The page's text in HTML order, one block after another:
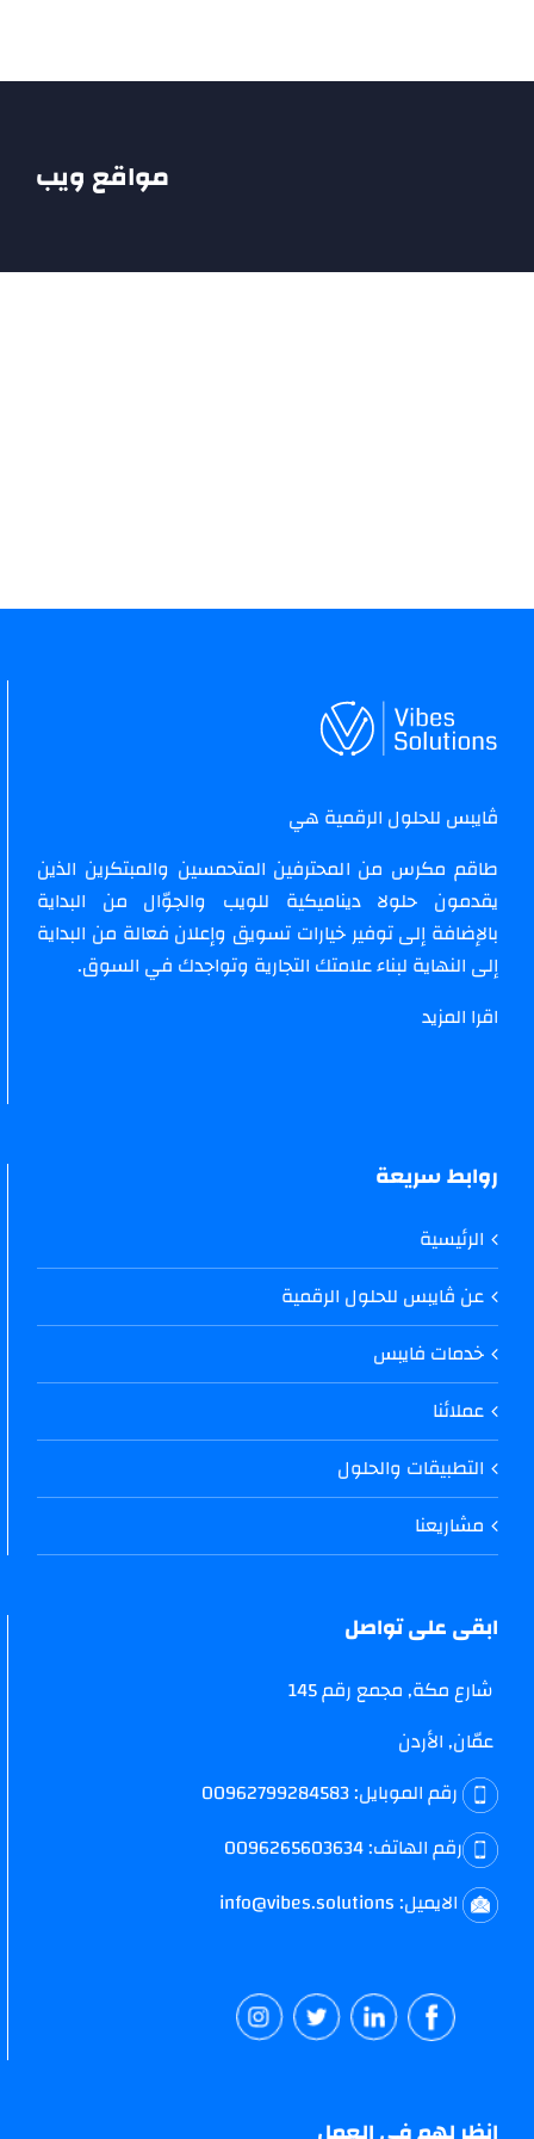
content
مواقع ويب
ڤايبس للحلول الرقمية هي
طاقم مكرس من المحترفين المتحمسين والمبتكرين الذين
يقدمون حلولا ديناميكية للويب والجوّال من البداية
بالإضافة إلى توفير خيارات تسويق وإعلان فعالة من البداية
إلى النهاية لبناء علامتك التجارية وتواجدك في السوق.
اقرا المزيد
روابط سريعة
الرئيسية
عن ڤايبس للحلول الرقمية
خدمات فايبس
عملائنا
التطبيقات والحلول
مشاريعنا
ابقى على تواصل
شارع مكة, مجمع رقم 145
عمّان, الأردن
رقم الموبايل:00962799284583
رقم الهاتف:0096265603634
الايميل:info@vibes.solutions